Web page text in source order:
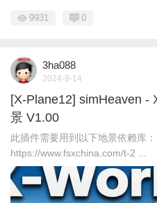
9931 0
3ha088
2024-9-14
[X-Plane12] simHeaven -
景 V1.00
此插件需要用到以下地景依赖库
https://www.fsxchina.com/t-2 ...